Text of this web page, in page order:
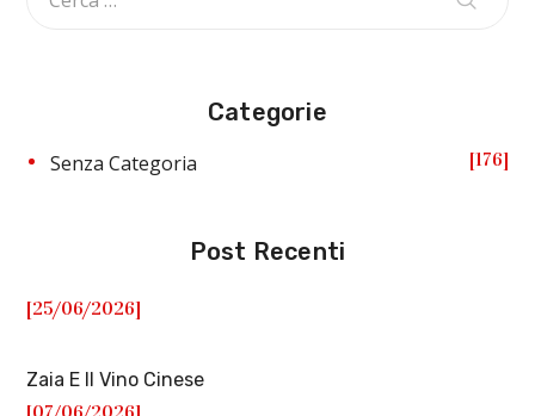
Categorie
Senza Categoria 176
Post Recenti
[25/06/2026]
Zaia E Il Vino Cinese